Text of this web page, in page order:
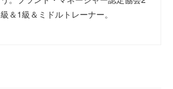
級＆1級＆ミドルトレーナー。